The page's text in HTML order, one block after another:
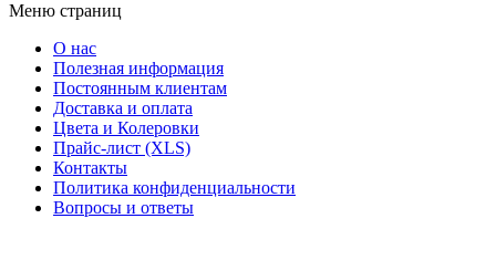
Меню страниц
О нас
Полезная информация
Постоянным клиентам
Доставка и оплата
Цвета и Колеровки
Прайс-лист (XLS)
Контакты
Политика конфиденциальности
Вопросы и ответы